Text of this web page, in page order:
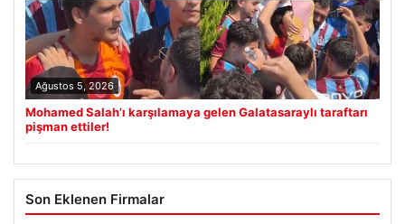
Ağustos 5, 2026
Mohamed Salah’ı karşılamaya gelen Galatasaraylı taraftarı
pişman ettiler!
Son Eklenen Firmalar